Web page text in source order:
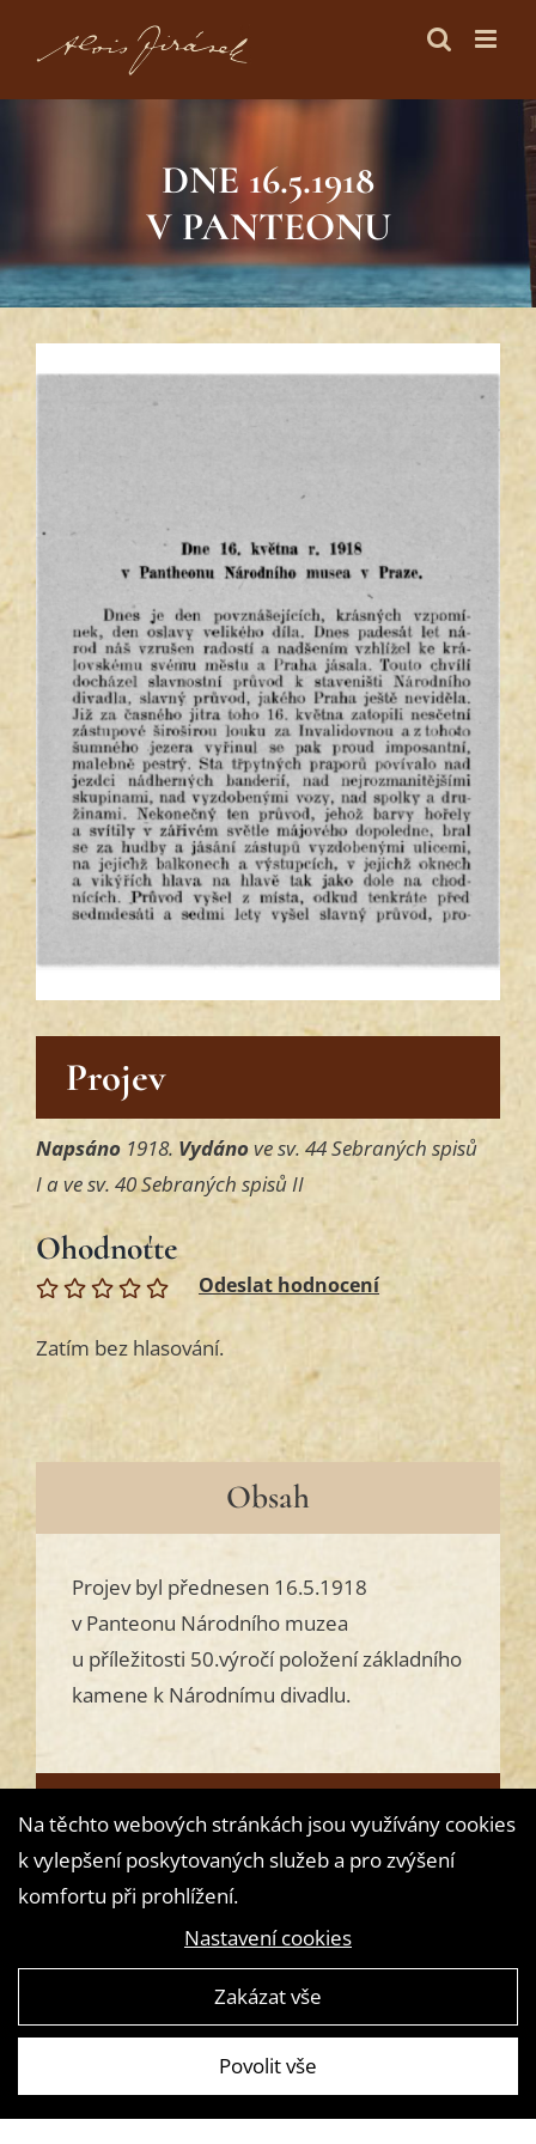
DNE 16.5.1918
V PANTEONU
Projev
Napsáno 1918. Vydánove sv. 44 Sebraných spisů
I a ve sv. 40 Sebraných spisů II
Ohodnoťte
Zatím bez hlasování.
Obsah
Projev byl přednesen 16.5.1918
v Panteonu Národního muzea
u příležitosti 50.výročí položení základního
kamene k Národnímu divadlu.
Přečtěte si
Na těchto webových stránkách jsou využívány cookies
k vylepšení poskytovaných služeb a pro zvýšení
komfortu při prohlížení.
Nastavení cookies
Zakázat vše
Povolit vše